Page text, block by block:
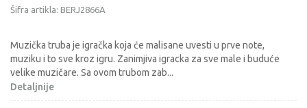
Šifra artikla: BERJ2866A
Muzička truba je igračka koja će malisane uvesti u prve note,
muziku i to sve kroz igru. Zanimjiva igracka za sve male i buduće
velike muzičare. Sa ovom trubom zab...
Detaljnije